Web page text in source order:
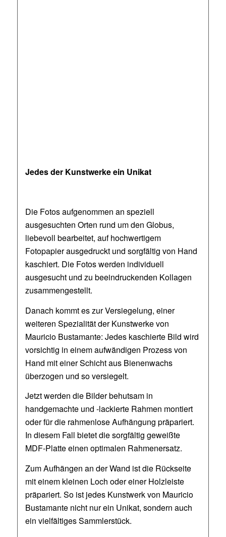
Jedes der Kunstwerke ein Unikat
Die Fotos aufgenommen an speziell
ausgesuchten Orten rund um den Globus,
liebevoll bearbeitet, auf hochwertigem
Fotopapier ausgedruckt und sorgfältig von Hand
kaschiert. Die Fotos werden individuell
ausgesucht und zu beeindruckenden Kollagen
zusammengestellt.
Danach kommt es zur Versiegelung, einer
weiteren Spezialität der Kunstwerke von
Mauricio Bustamante: Jedes kaschierte Bild wird
vorsichtig in einem aufwändigen Prozess von
Hand mit einer Schicht aus Bienenwachs
überzogen und so versiegelt.
Jetzt werden die Bilder behutsam in
handgemachte und -lackierte Rahmen montiert
oder für die rahmenlose Aufhängung präpariert.
In diesem Fall bietet die sorgfältig geweißte
MDF-Platte einen optimalen Rahmenersatz.
Zum Aufhängen an der Wand ist die Rückseite
mit einem kleinen Loch oder einer Holzleiste
präpariert. So ist jedes Kunstwerk von Mauricio
Bustamante nicht nur ein Unikat, sondern auch
ein vielfältiges Sammlerstück.